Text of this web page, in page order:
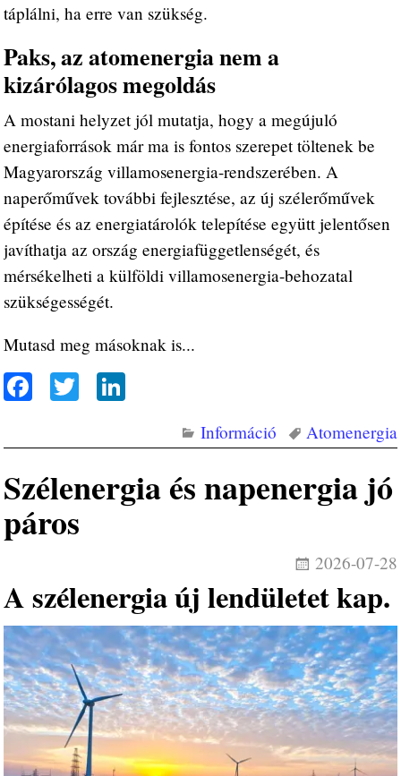
táplálni, ha erre van szükség.
Paks, az atomenergia nem a
kizárólagos megoldás
A mostani helyzet jól mutatja, hogy a megújuló
energiaforrások már ma is fontos szerepet töltenek be
Magyarország villamosenergia-rendszerében. A
naperőművek további fejlesztése, az új szélerőművek
építése és az energiatárolók telepítése együtt jelentősen
javíthatja az ország energiafüggetlenségét, és
mérsékelheti a külföldi villamosenergia-behozatal
szükségességét.
Mutasd meg másoknak is...
Fa
bo
ok
T
tte ed
In
Információ Atomenergia
Szélenergia és napenergia jó
páros
2026-07-28
A szélenergia új lendületet kap.